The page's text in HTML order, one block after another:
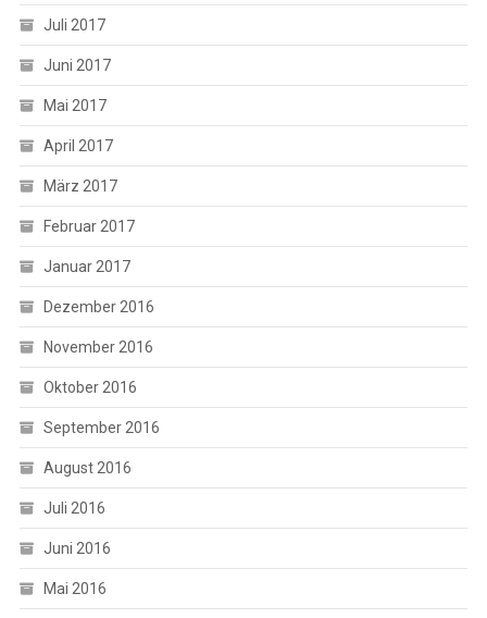
Juli 2017
Juni 2017
Mai 2017
April 2017
März 2017
Februar 2017
Januar 2017
Dezember 2016
November 2016
Oktober 2016
September 2016
August 2016
Juli 2016
Juni 2016
Mai 2016